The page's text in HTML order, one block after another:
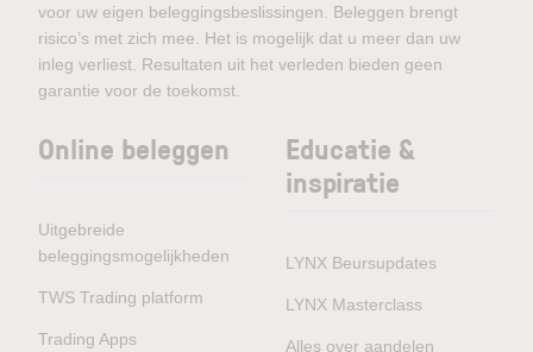
voor uw eigen beleggingsbeslissingen. Beleggen brengt
risico’s met zich mee. Het is mogelijk dat u meer dan uw
inleg verliest. Resultaten uit het verleden bieden geen
garantie voor de toekomst.
Online beleggen
Uitgebreide
beleggingsmogelijkheden
TWS Trading platform
Trading Apps
Educatie &
inspiratie
LYNX Beursupdates
LYNX Masterclass
Alles over aandelen